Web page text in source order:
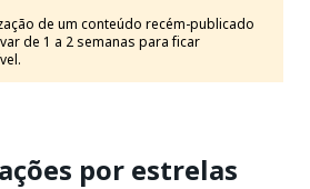
de um conteúdo recém-publicado
de 1 a 2 semanas para ficar
por estrelas